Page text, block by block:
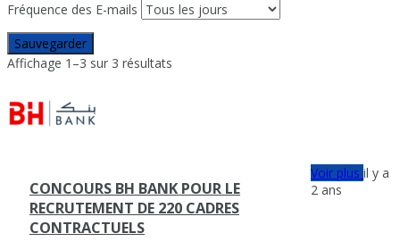
Fréquence des E-mails
Sauvegarder
Affichage 1–3 sur 3 résultats
CONCOURS BH BANK POUR LE
RECRUTEMENT DE 220 CADRES
CONTRACTUELS
Voir plusil y a
2 ans